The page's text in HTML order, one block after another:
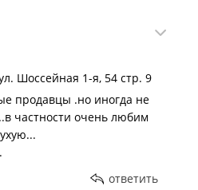
Шоссейная 1-я, 54 стр. 9
продавцы .но иногда не
частности очень любим
ответить